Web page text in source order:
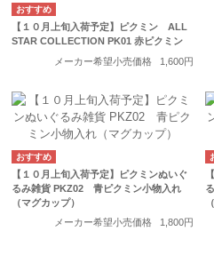
【１０月上旬入荷予定】ピクミン ALL
STAR COLLECTION PK01 赤ピクミン
メーカー希望小売価格
1,600円
【１０月上旬入荷予定】ピクミンぬいぐ
るみ雑貨 PKZ02 青ピクミン小物入れ
（マグカップ）
メーカー希望小売価格
1,800円